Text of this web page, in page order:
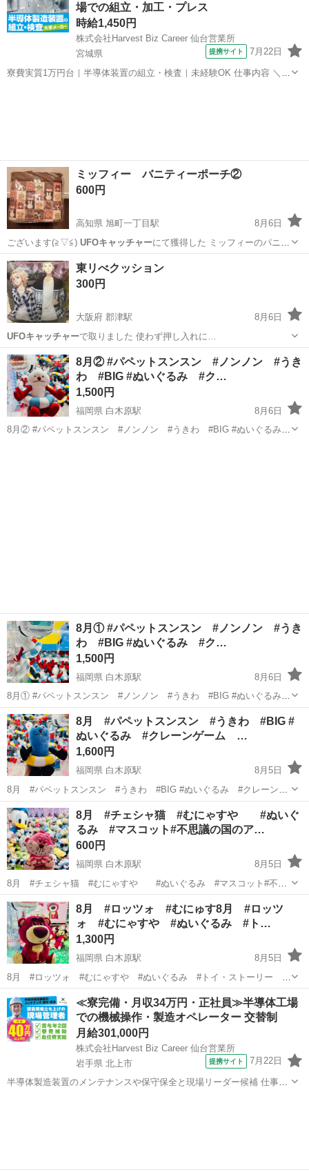
場での組立・加工・プレス
時給1,450円
株式会社Harvest Biz Career 仙台営業所
宮城県
提携サイト 7月22日
寮費実質1万円台｜半導体装置の組立・検査｜未経験OK 仕事内容 ＼半
ミッフィー バニティーポーチ②
600円
高知県 旭町一丁目駅
8月6日
ございます(⁠≧⁠▽⁠≦⁠) UFOキャッチャーにて獲得した ミッフィーのパニ
テ…
高知 高知市 旭町一丁目駅
東リべクッション
300円
大阪府 郡津駅
8月6日
UFOキャッチャー
で取りました 使わず押し入れに…
大阪 交野市 郡津駅 ソファ
8月② #パペットスンスン #ノンノン #うき
わ #BIG #ぬいぐるみ #ク…
1,500円
福岡県 白木原駅
8月6日
8月② #パペットスンスン #ノンノン #うきわ #BIG #ぬいぐるみ
8月① #パペットスンスン #ノンノン #うき
わ #BIG #ぬいぐるみ #ク…
1,500円
福岡県 白木原駅
8月6日
8月① #パペットスンスン #ノンノン #うきわ #BIG #ぬいぐるみ
#クレーンゲーム #ＵＦＯキャッチャー #景品 #大きい #ビッグ
クレーンゲームの景品です この夏にぴったり！ 涼しげでかわいいノン
ノン 収穫...
福岡 大野城市 白木原駅 クレーンゲーム
8月 #パペットスンスン #うきわ #BIG #
ぬいぐるみ #クレーンゲーム …
1,600円
福岡県 白木原駅
8月5日
8月 #パペットスンスン #うきわ #BIG #ぬいぐるみ #クレーンゲ
ーム #ＵＦＯキャッチャー #景品 #大きい #ビッグ クレーンゲー
ムの景品です この夏にぴったり！ 涼しげでかわいいスンスン 収穫
日 2026年...
福岡 大野城市 おもちゃ クレーンゲーム
8月 #チェシャ猫 #むにゃすや #ぬいぐ
るみ #マスコット#不思議の国のア…
600円
福岡県 白木原駅
8月5日
8月 #チェシャ猫 #むにゃすや #ぬいぐるみ #マスコット#不思
議の国のアリス #ラウンドワン #クレーンゲーム #ＵＦＯキャッチャ
ー #景品 不思議の国のアリスのチェシャ猫♡ #白うさぎ とご一緒に
いかがですか？ ...
福岡 大野城市 おもちゃ ラウンドワン
8月 #ロッツォ #むにゅす8月 #ロッツ
ォ #むにゃすや #ぬいぐるみ #ト…
1,300円
福岡県 白木原駅
8月5日
8月 #ロッツォ #むにゃすや #ぬいぐるみ #トイ・ストーリー #
ラウンドワン #クレーンゲーム #ＵＦＯキャッチャー #景品 残念なが
ら いちごの香りはしませんが 抱きしめたくなるロッツォです♡ 収穫
日 2026年...
福岡 大野城市 白木原駅 おもちゃ ラウンドワン
≪寮完備・月収34万円・正社員≫半導体工場
での機械操作・製造オペレーター 交替制
月給301,000円
株式会社Harvest Biz Career 仙台営業所
岩手県 北上市
提携サイト 7月22日
半導体製造装置のメンテナンスや保守保全と現場リーダー候補 仕事内